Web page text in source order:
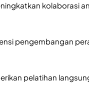
kolaborasi
pengembangan
pelatihan